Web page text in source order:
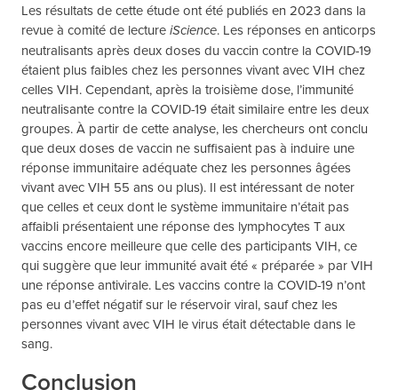
Les résultats de cette étude ont été publiés en 2023 dans la
revue à comité de lecture iScience. Les réponses en anticorps
neutralisants après deux doses du vaccin contre la COVID-19
étaient plus faibles chez les personnes vivant avec VIH chez
celles VIH. Cependant, après la troisième dose, l’immunité
neutralisante contre la COVID-19 était similaire entre les deux
groupes. À partir de cette analyse, les chercheurs ont conclu
que deux doses de vaccin ne suffisaient pas à induire une
réponse immunitaire adéquate chez les personnes âgées
vivant avec VIH 55 ans ou plus). Il est intéressant de noter
que celles et ceux dont le système immunitaire n’était pas
affaibli présentaient une réponse des lymphocytes T aux
vaccins encore meilleure que celle des participants VIH, ce
qui suggère que leur immunité avait été « préparée » par VIH
une réponse antivirale. Les vaccins contre la COVID-19 n’ont
pas eu d’effet négatif sur le réservoir viral, sauf chez les
personnes vivant avec VIH le virus était détectable dans le
sang.
Conclusion